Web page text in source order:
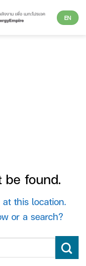
EN
be found.
this location.
or a search?